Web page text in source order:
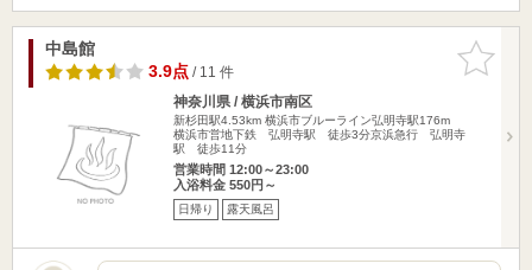
お気に入
りに追加
中島館
3.9点/ 11 件
神奈川県 / 横浜市南区
新杉田駅4.53km 横浜市ブルーライン弘明寺駅176m
横浜市営地下鉄 弘明寺駅 徒歩3分京浜急行 弘明寺
駅 徒歩11分
営業時間 12:00～23:00
入浴料金 550円～
日帰り 露天風呂